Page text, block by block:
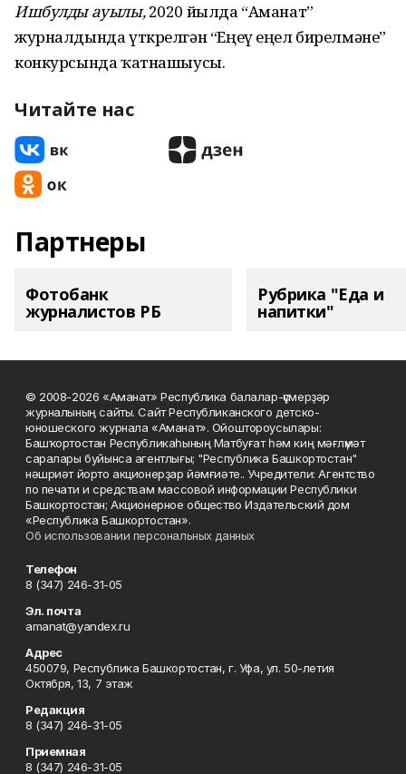
Ишбулды ауылы,2020 йылда “Аманат”
журналдында үткрелгән “Еңеү еңел бирелмәне”
конкурсында ҡатнашыусы.
Читайте нас
Партнеры
Фотобанк
журналистов РБ
Рубрика "Еда и
напитки"
© 2008-2026 «Аманат» Республика балалар-үҫмерҙәр
журналының сайты. Сайт Республиканского детско-
юношеского журнала «Аманат». Ойоштороусылары:
Башҡортостан Республикаһының Матбуғат һәм киң мәғлүмәт
саралары буйынса агентлығы; "Республика Башкортостан"
нәшриәт йорто акционерҙар йәмғиәте.. Учредители: Агентство
по печати и средствам массовой информации Республики
Башкортостан; Акционерное общество Издательский дом
«Республика Башкортостан».
Об использовании персональных данных
Телефон
8 (347) 246-31-05
Эл. почта
amanat@yandex.ru
Адрес
450079, Республика Башкортостан, г. Уфа, ул. 50-летия
Октября, 13, 7 этаж
Редакция
8 (347) 246-31-05
Приемная
8 (347) 246-31-05